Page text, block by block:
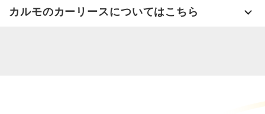
カルモのカーリースについてはこちら